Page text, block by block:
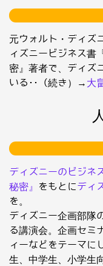
元ウォルト・ディ
ィズニービジネス書
密』著者で、ディズ
いる･･（続き）→ 大
ディズニーのビジネ
秘密』
をもとにディ
を。
ディズニー企画部隊
る講演会。企画セミ
ィーなどをテーマに
生、中学生、小学生